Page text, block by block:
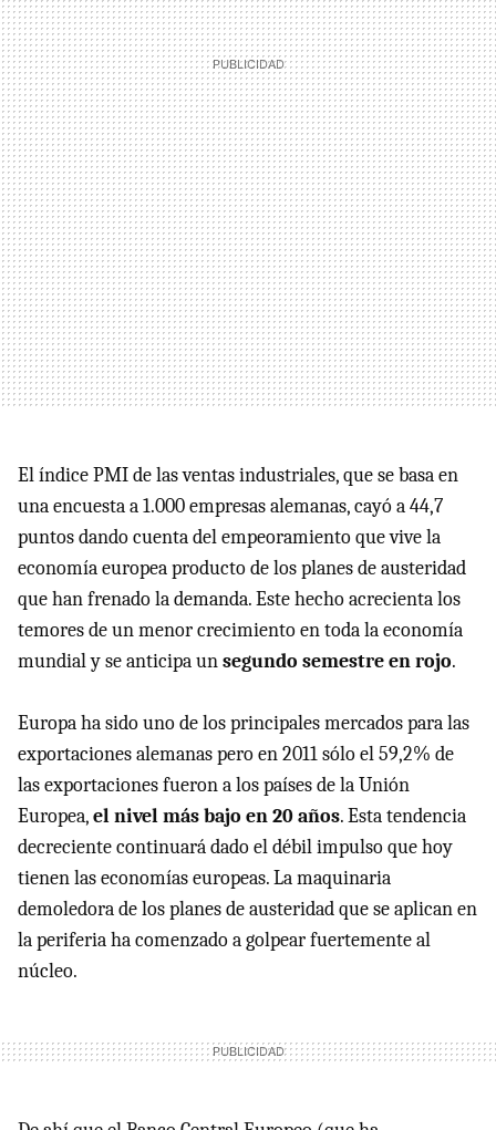
El índicePMIde las ventas industriales, que se basa en
una encuesta a 1.000 empresas alemanas, cayó a 44,7
puntos dando cuenta del empeoramiento que vive la
economía europea producto de los planes de austeridad
que han frenado la demanda. Este hecho acrecienta los
temores de un menor crecimiento en toda la economía
mundial y se anticipa unsegundo semestre en rojo.
Europa ha sido uno de los principales mercados para las
exportaciones alemanas pero en 2011 sólo el 59,2% de
las exportaciones fueron a los países de la Unión
Europea,el nivel más bajo en 20 años. Esta tendencia
decreciente continuará dado el débil impulso que hoy
tienen las economías europeas. La maquinaria
demoledora de los planes de austeridad que se aplican en
la periferia ha comenzado a golpear fuertemente al
núcleo.